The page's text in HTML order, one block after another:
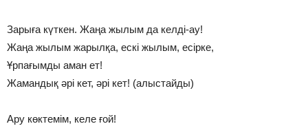
Зарыға күткен. Жаңа жылым да келді-ау!
Жаңа жылым жарылқа, ескі жылым, есірке,
Ұрпағымды аман ет!
Жамандық әрі кет, әрі кет! (алыстайды)
Ару көктемім, келе ғой!